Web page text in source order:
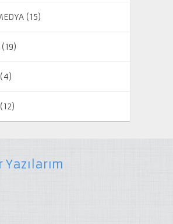
(15)
(19)
(4)
(12)